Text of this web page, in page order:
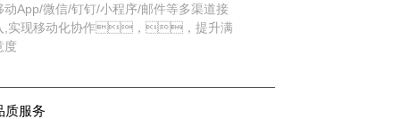
动App/微信/钉钉/小程序/邮件等多渠道接
,实现移动化协作，，提升满
度
质服务